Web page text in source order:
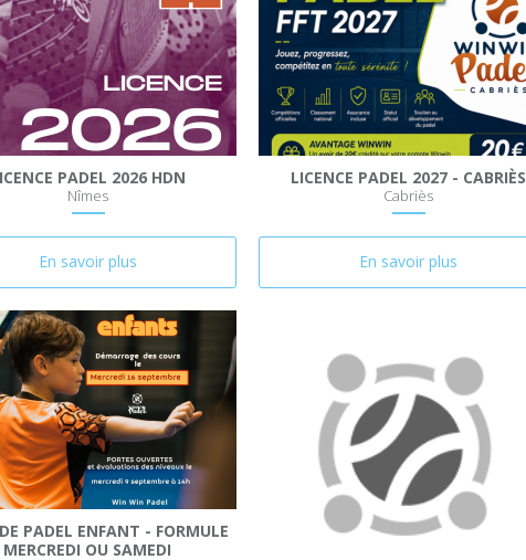
PADEL 2026 HDN
Nîmes
En savoir plus
LICENCE PADEL 2027 - CABRIÈS
Cabriès
En savoir plus
PADEL ENFANT - FORMULE
MERCREDI OU SAMEDI